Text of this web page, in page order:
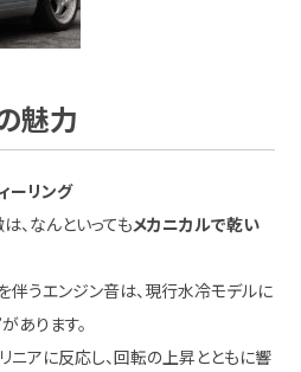
魅力
ーリング
、なんといってもメカニカルで乾い
伴うエンジン音は、現行水冷モデルに
あります。
ニアに反応し、回転の上昇とともに響